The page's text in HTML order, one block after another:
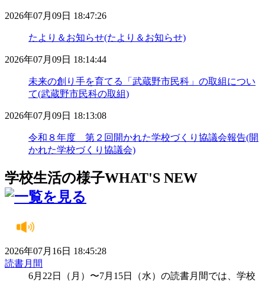
2026年07月09日 18:47:26
たより＆お知らせ(たより＆お知らせ)
2026年07月09日 18:14:44
未来の創り手を育てる「武蔵野市民科」の取組につい
て(武蔵野市民科の取組)
2026年07月09日 18:13:08
令和８年度 第２回開かれた学校づくり協議会報告(開
かれた学校づくり協議会)
学校生活の様子WHAT'S NEW
2026年07月16日 18:45:28
読書月間
6月22日（月）〜7月15日（水）の読書月間では、学校